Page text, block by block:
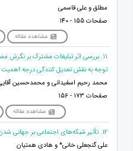
مطلق و علی قاسمی
صفحات 155 - 140
مشاهده مقاله
11. بررسی اثر تبلیغات مشترک بر نگرش
توجه به نقش تعدیل کنندگی درجه
محمد رحیم اسفیدانی و محمدحسین
صفحات 173 - 156
مشاهده مقاله
12. تأثیر شبکه‌های اجتماعی بر جهانی شدن مدیریت منابع انسانی
علی گنجعلی خانی* و هادی همتیان